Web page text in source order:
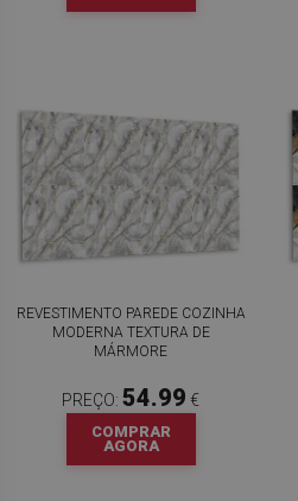
REVESTIMENTO PAREDE COZINHA
MODERNA TEXTURA DE
MÁRMORE
PREÇO: 54.99 €
COMPRAR
AGORA